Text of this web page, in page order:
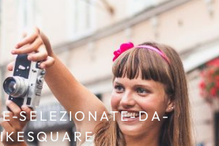
SELEZIONATE-DA-